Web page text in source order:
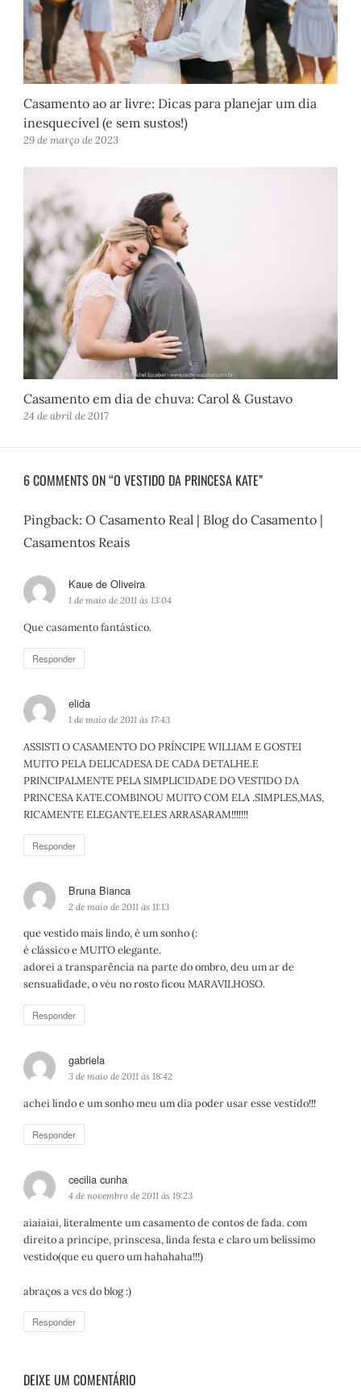
Casamento ao ar livre: Dicas para planejar um dia
inesquecível (e sem sustos!)
29 de março de 2023
Casamento em dia de chuva: Carol & Gustavo
24 de abril de 2017
6 COMMENTS ON “O VESTIDO DA PRINCESA KATE”
Pingback:O Casamento Real | Blog do Casamento |
Casamentos Reais
Kaue de Oliveira
i
s
1 de maio de 2011 às 13:04
Que casamento fantástico.
Responder
elida
i
s
e
:
1 de maio de 2011 às 17:43
ASSISTI O CASAMENTO DO PRÍNCIPE WILLIAM E GOSTEI
MUITO PELA DELICADESA DE CADA DETALHE.E
PRINCIPALMENTE PELA SIMPLICIDADE DO VESTIDO DA
PRINCESA KATE.COMBINOU MUITO COM ELA .SIMPLES,MAS,
RICAMENTE ELEGANTE.ELES ARRASARAM!!!!!!!
Responder
Bruna Bianca
i
s
e
:
2 de maio de 2011 às 11:13
que vestido mais lindo, é um sonho (:
é clássico e MUITO elegante.
adorei a transparência na parte do ombro, deu um ar de
sensualidade, o véu no rosto ficou MARAVILHOSO.
Responder
gabriela
i
s
3 de maio de 2011 às 18:42
achei lindo e um sonho meu um dia poder usar esse vestido!!!
Responder
cecilia cunha
i
s
e
:
4 de novembro de 2011 às 19:23
aiaiaiai, literalmente um casamento de contos de fada. com
direito a principe, prinscesa, linda festa e claro um belíssimo
vestido(que eu quero um hahahaha!!!)
abraços a vcs do blog :)
Responder
DEIXE UM COMENTÁRIO